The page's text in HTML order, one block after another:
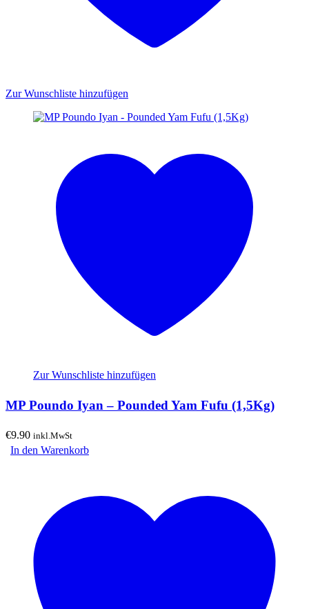
Zur Wunschliste hinzufügen
Zur Wunschliste hinzufügen
MP Poundo Iyan – Pounded Yam Fufu (1,5Kg)
€9.90 inkl.MwSt
In den Warenkorb